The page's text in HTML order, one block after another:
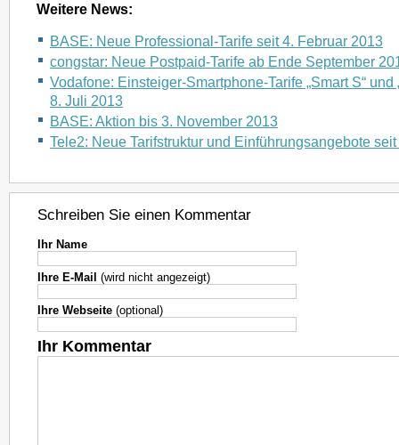
Weitere News:
BASE: Neue Professional-Tarife seit 4. Februar 2013
congstar: Neue Postpaid-Tarife ab Ende September
Vodafone: Einsteiger-Smartphone-Tarife „Smart S“ und
8. Juli 2013
BASE: Aktion bis 3. November 2013
Tele2: Neue Tarifstruktur und Einführungsangebote
Schreiben Sie einen Kommentar
Ihr Name
Ihre E-Mail (wird nicht angezeigt)
Ihre Webseite (optional)
Ihr Kommentar